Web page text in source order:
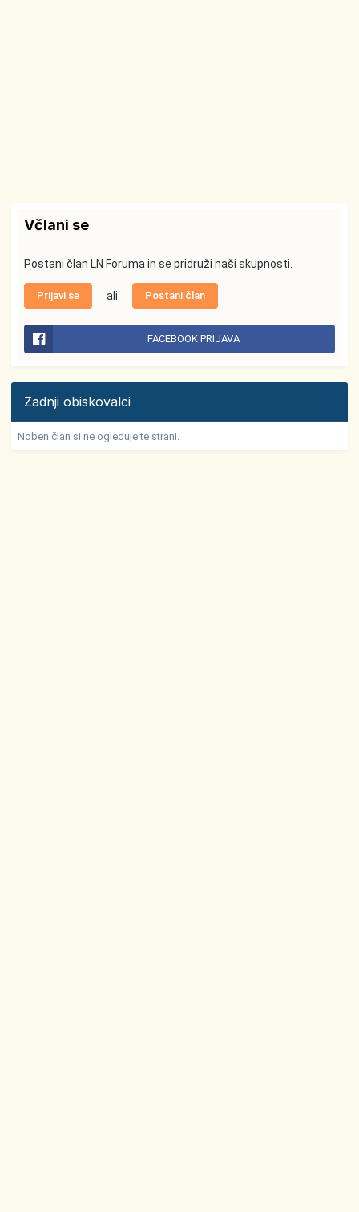
Včlani se
Postani član LN Foruma in se pridruži naši skupnosti.
Prijavi se ali Postani član
FACEBOOK PRIJAVA
Zadnji obiskovalci
Noben član si ne ogleduje te strani.